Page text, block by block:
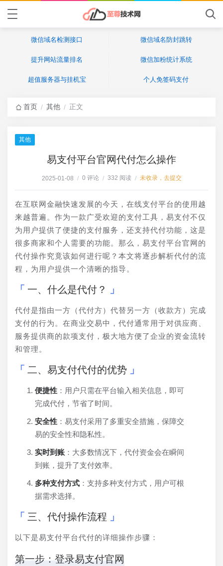
微信域名检测接口 微信域名防封跳转
提升网站流量排名 微信加粉统计系统
超值服务器与挂机宝 个人免签码支付
首页 / 其他 / 正文
其他
易支付平台官网代付怎么操作
2025-01-08 / 0 评论 / 332 阅读 / 未收录，去提交
在互联网金融快速发展的今天，在线支付平台的使用越
来越普遍。作为一款广受欢迎的支付工具，易支付不仅
为用户提供了便捷的支付服务，还支持代付功能，这是
很多商家和个人需要的功能。那么，易支付平台官网的
代付操作究竟该如何进行呢？本文将逐步解析代付的流
程，为用户提供一个清晰的指导。
一、什么是代付？
代付是指由一方（代付方）代替另一方（收款方）完成
支付的行为。在商业交易中，代付通常用于对供应商、
服务提供商的款项支付，极大地方便了企业的资金流转
和管理。
二、易支付代付的优势
便捷性 ：用户只需在平台输入相关信息，即可
完成代付，节省了时间。
安全性 ：易支付采用了多重安全措施，保障交
易的安全性和隐私性。
实时到账 ：大多数情况下，代付资金会在瞬间
到账，提升了支付效率。
多种支付方式 ：支持多种支付方式，用户可根
据需求选择。
三、代付操作流程
以下是易支付平台代付的详细操作步骤：
第一步：登录易支付官网